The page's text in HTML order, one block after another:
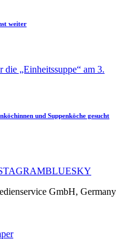
weiter
und Suppenköche gesucht
BLUESKY
GmbH, Germany